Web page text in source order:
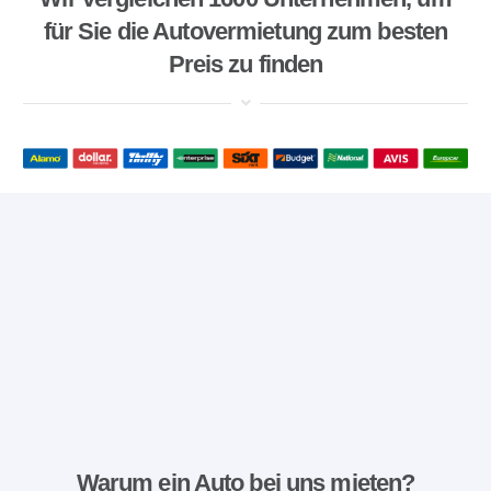
für Sie die Autovermietung zum besten
Preis zu finden
Warum ein Auto bei uns mieten?